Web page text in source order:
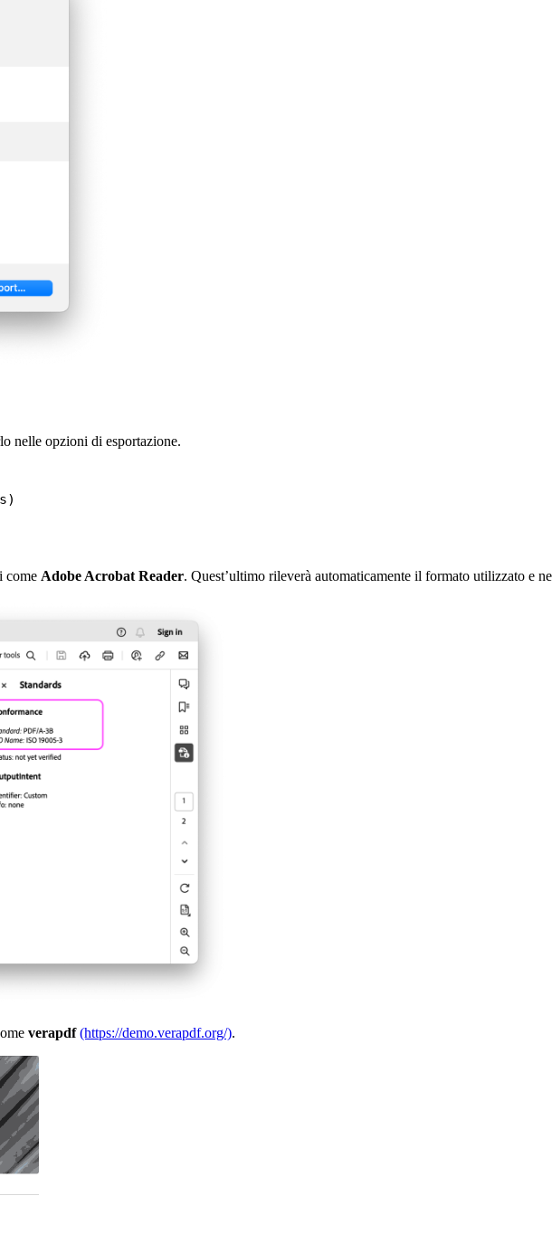
nelle opzioni di esportazione.
come Adobe Acrobat Reader. Quest’ultimo rileverà automaticamente il formato utilizzato e
verapdf(https://demo.verapdf.org/).